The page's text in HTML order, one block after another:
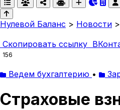
Нулевой Баланс > Новости >
Скопировать ссылку
156
Ведем бухгалтерию •
Страховые